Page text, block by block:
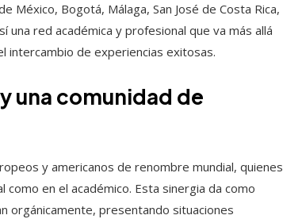
México, Bogotá, Málaga, San José de Costa Rica,
una red académica y profesional que va más allá
intercambio de experiencias exitosas.
una comunidad de
y americanos de renombre mundial, quienes
en el académico. Esta sinergia da como
orgánicamente, presentando situaciones